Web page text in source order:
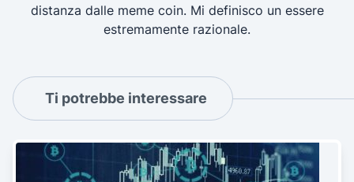
distanza dalle meme coin. Mi definisco un essere
estremamente razionale.
Ti potrebbe interessare